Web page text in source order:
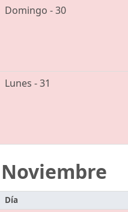
Domingo - 30
Lunes - 31
Noviembre
Día